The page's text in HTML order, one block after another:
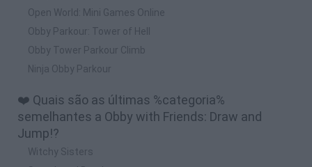
Open World: Mini Games Online
Obby Parkour: Tower of Hell
Obby Tower Parkour Climb
Ninja Obby Parkour
❤️ Quais são as últimas %categoria%
semelhantes a Obby with Friends: Draw and
Jump!?
Witchy Sisters